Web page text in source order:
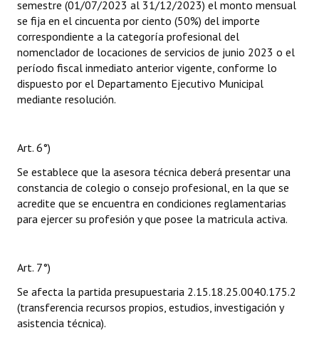
semestre (01/07/2023 al 31/12/2023) el monto mensual
se fija en el cincuenta por ciento (50%) del importe
correspondiente a la categoría profesional del
nomenclador de locaciones de servicios de junio 2023 o el
período fiscal inmediato anterior vigente, conforme lo
dispuesto por el Departamento Ejecutivo Municipal
mediante resolución.
Art. 6°)
Se establece que la asesora técnica deberá presentar una
constancia de colegio o consejo profesional, en la que se
acredite que se encuentra en condiciones reglamentarias
para ejercer su profesión y que posee la matricula activa.
Art. 7°)
Se afecta la partida presupuestaria 2.15.18.25.0040.175.2
(transferencia recursos propios, estudios, investigación y
asistencia técnica).